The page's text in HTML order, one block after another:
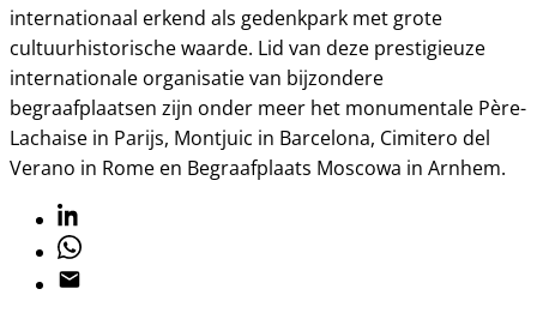
internationaal erkend als gedenkpark met grote
cultuurhistorische waarde. Lid van deze prestigieuze
internationale organisatie van bijzondere
begraafplaatsen zijn onder meer het monumentale Père-
Lachaise in Parijs, Montjuic in Barcelona, Cimitero del
Verano in Rome en Begraafplaats Moscowa in Arnhem.
Linkedin
Whatsapp
Email